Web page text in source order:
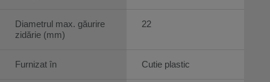
Diametrul max. găurire
zidărie (mm)
Furnizat în
22
Cutie plastic